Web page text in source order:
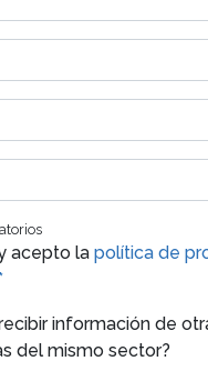
acepto la política de
información de
del mismo sector?